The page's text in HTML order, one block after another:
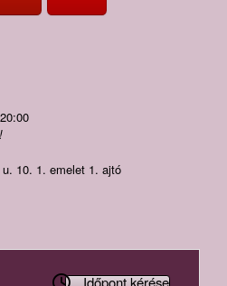
10. 1. emelet 1. ajtó